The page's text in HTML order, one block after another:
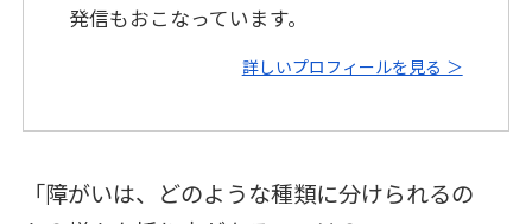
発信もおこなっています。
詳しいプロフィールを見る ＞
「障がいは、どのような種類に分けられるの